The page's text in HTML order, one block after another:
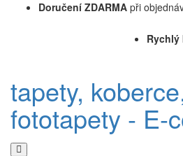
Doručení ZDARMA při
Rychlý
tapety,
fototapety - E-